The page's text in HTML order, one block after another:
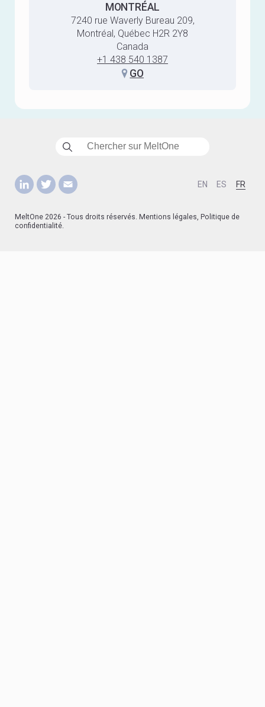
MONTRÉAL
7240 rue Waverly Bureau 209,
Montréal, Québec H2R 2Y8
Canada
+1 438 540 1387
GO
LinkedInTwitterContact EN ES FR
MeltOne 2026 - Tous droits réservés.Mentions légales ,Politique de
confidentialité